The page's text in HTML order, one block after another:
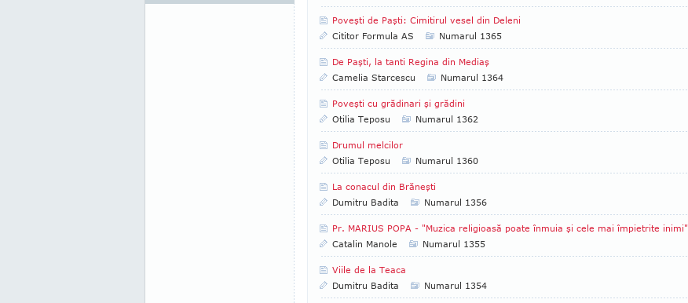
Poveşti de Paşti: Cimitirul vesel din Deleni
Cititor Formula AS
Numarul 1365
De Paşti, la tanti Regina din Mediaş
Camelia Starcescu
Numarul 1364
Poveşti cu grădinari şi grădini
Otilia Teposu
Numarul 1362
Drumul melcilor
Otilia Teposu
Numarul 1360
La conacul din Brăneşti
Dumitru Badita
Numarul 1356
Pr. MARIUS POPA - "Muzica religioasă poate înmuia şi cele mai împietrite inimi"
Catalin Manole
Numarul 1355
Viile de la Teaca
Dumitru Badita
Numarul 1354